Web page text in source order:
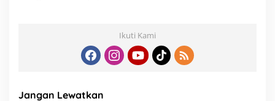
Ikuti Kami
Jangan Lewatkan